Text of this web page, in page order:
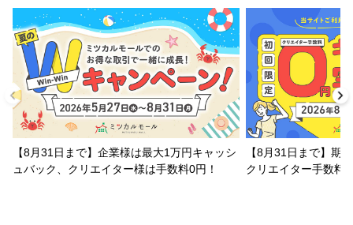
【8月31日まで】企業様は最大1万円キャッシ
ュバック、クリエイター様は手数料0円！
【8月31日まで】期
クリエイター手数料